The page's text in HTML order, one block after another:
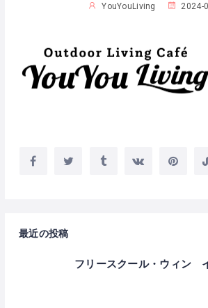
YouYouLiving 2024-
最近の投稿
フリースクール・ウィン